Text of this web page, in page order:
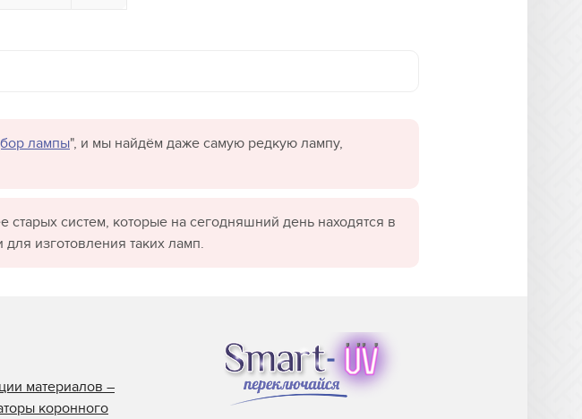
лампы", и мы найдём даже самую редкую лампу,
систем, которые на сегодняшний день находятся в
изготовления таких ламп.
материалов –
коронного